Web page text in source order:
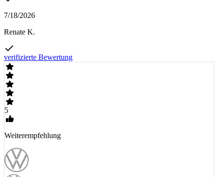
7/18/2026
Renate K.
verifizierte Bewertung
5
Weiterempfehlung